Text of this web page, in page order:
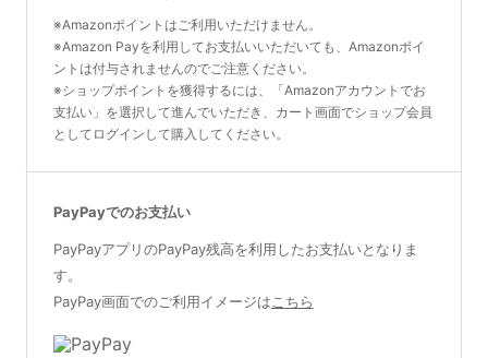
※Amazonポイントはご利用いただけません。
※Amazon Payを利用してお支払いいただいても、Amazonポイ
ントは付与されませんのでご注意ください。
※ショップポイントを獲得するには、「Amazonアカウントでお
支払い」を選択して進んでいただき、カート画面でショップ会員
としてログインして購入してください。
PayPayでのお支払い
PayPayアプリのPayPay残高を利用したお支払いとなりま
す。
PayPay画面でのご利用イメージは こちら